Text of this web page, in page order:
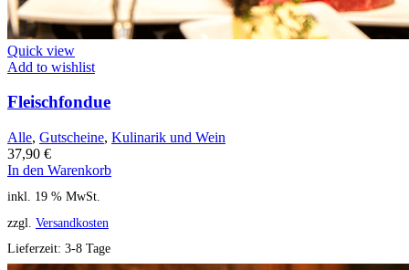
Quick view
Add to wishlist
Fleischfondue
Alle, Gutscheine, Kulinarik und Wein
37,90 €
In den Warenkorb
inkl. 19 % MwSt.
zzgl. Versandkosten
Lieferzeit: 3-8 Tage